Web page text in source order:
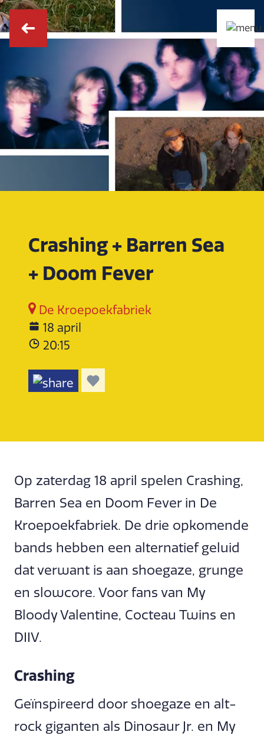
Crashing + Barren Sea
+ Doom Fever
De Kroepoekfabriek
18 april
20:15
Op zaterdag 18 april spelen Crashing,
Barren Sea en Doom Fever in De
Kroepoekfabriek. De drie opkomende
bands hebben een alternatief geluid
dat verwant is aan shoegaze, grunge
en slowcore. Voor fans van My
Bloody Valentine, Cocteau Twins en
DIIV.
Crashing
Geïnspireerd door shoegaze en alt-
rock giganten als Dinosaur Jr. en My